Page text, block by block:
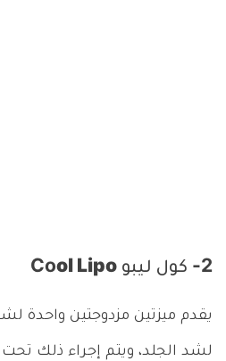
2- كول ليبو Co ol Lipo
يقدم ميزتين مزدوجتين واحدة
لشد الجلد، ويتم إجراء ذلك